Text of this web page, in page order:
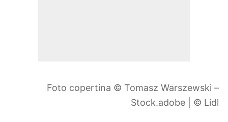
Foto copertina © Tomasz Warszewski –
Stock.adobe | © Lidl